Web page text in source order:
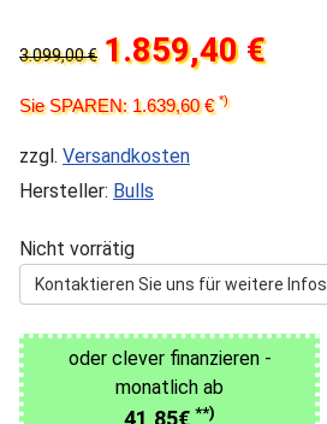
3.099,00 € 1.859,40 €
Sie SPAREN: 1.639,60 €*)
zzgl. Versandkosten
Hersteller: Bulls
Nicht vorrätig
Kontaktieren Sie uns für weitere Infos
oder clever finanzieren -
monatlich ab
41,85€ **)